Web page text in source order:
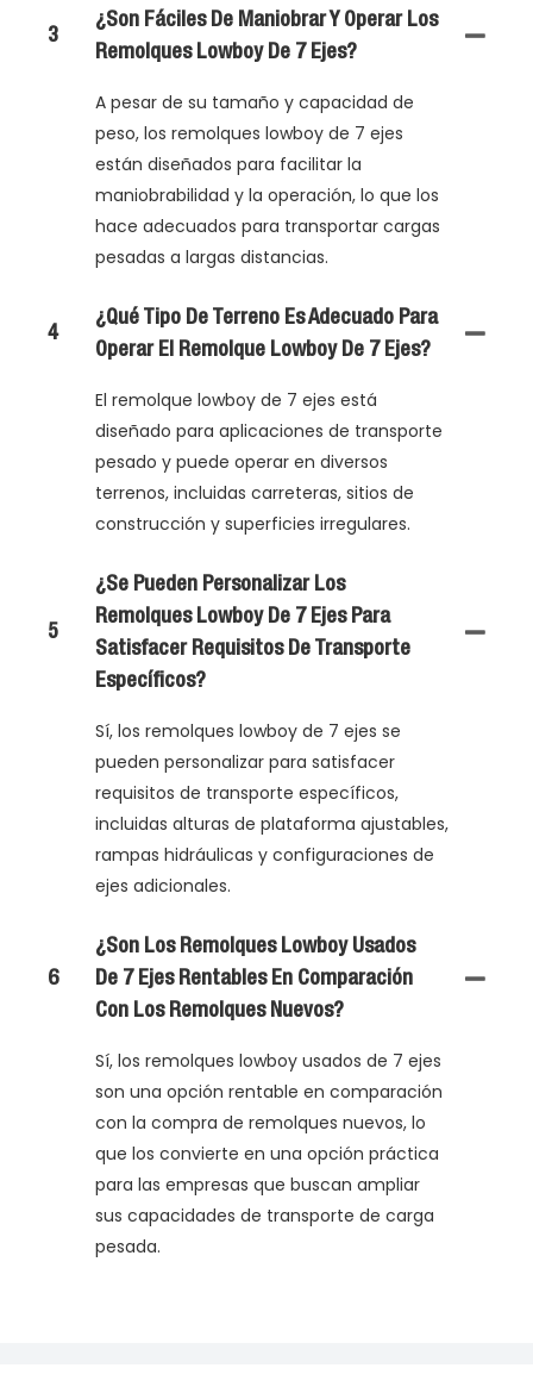
3
¿Son Fáciles De Maniobrar Y Operar Los
Remolques Lowboy De 7 Ejes?
A pesar de su tamaño y capacidad de
peso, los remolques lowboy de 7 ejes
están diseñados para facilitar la
maniobrabilidad y la operación, lo que los
hace adecuados para transportar cargas
pesadas a largas distancias.
4
¿Qué Tipo De Terreno Es Adecuado Para
Operar El Remolque Lowboy De 7 Ejes?
El remolque lowboy de 7 ejes está
diseñado para aplicaciones de transporte
pesado y puede operar en diversos
terrenos, incluidas carreteras, sitios de
construcción y superficies irregulares.
5
¿Se Pueden Personalizar Los
Remolques Lowboy De 7 Ejes Para
Satisfacer Requisitos De Transporte
Específicos?
Sí, los remolques lowboy de 7 ejes se
pueden personalizar para satisfacer
requisitos de transporte específicos,
incluidas alturas de plataforma ajustables,
rampas hidráulicas y configuraciones de
ejes adicionales.
6
¿Son Los Remolques Lowboy Usados ​​
De 7 Ejes Rentables En Comparación
Con Los Remolques Nuevos?
Sí, los remolques lowboy usados ​​de 7 ejes
son una opción rentable en comparación
con la compra de remolques nuevos, lo
que los convierte en una opción práctica
para las empresas que buscan ampliar
sus capacidades de transporte de carga
pesada.